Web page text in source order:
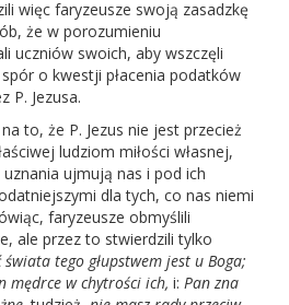
więc faryzeusze swoją zasadzkę
że w porozumieniu
uczniów swoich, aby wszczęli
o kwestji płacenia podatków
P. Jezusa.
to, że P. Jezus nie jest przecież
ludziom miłości własnej,
ujmują nas i pod ich
dla tych, co nas niemi
faryzeusze obmyślili
ale przez to stwierdzili tylko
świata tego głupstwem jest u Boga;
mędrce w chytrości ich, i: Pan zna